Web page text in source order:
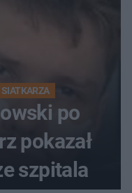
po
pokazał
szpitala